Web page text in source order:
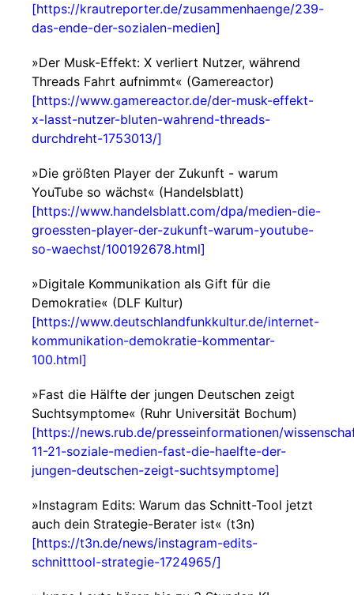
[https://krautreporter.de/zusammenhaenge/239-
das-ende-der-sozialen-medien]
»Der Musk-Effekt: X verliert Nutzer, während
Threads Fahrt aufnimmt« (Gamereactor)
[https://www.gamereactor.de/der-musk-effekt-
x-lasst-nutzer-bluten-wahrend-threads-
durchdreht-1753013/]
»Die größten Player der Zukunft - warum
YouTube so wächst« (Handelsblatt)
[https://www.handelsblatt.com/dpa/medien-die-
groessten-player-der-zukunft-warum-youtube-
so-waechst/100192678.html]
»Digitale Kommunikation als Gift für die
Demokratie« (DLF Kultur)
[https://www.deutschlandfunkkultur.de/internet-
kommunikation-demokratie-kommentar-
100.html]
»Fast die Hälfte der jungen Deutschen zeigt
Suchtsymptome« (Ruhr Universität Bochum)
[https://news.rub.de/presseinformationen/
11-21-soziale-medien-fast-die-haelfte-der-
jungen-deutschen-zeigt-suchtsymptome]
»Instagram Edits: Warum das Schnitt-Tool jetzt
auch dein Strategie-Berater ist« (t3n)
[https://t3n.de/news/instagram-edits-
schnitttool-strategie-1724965/]